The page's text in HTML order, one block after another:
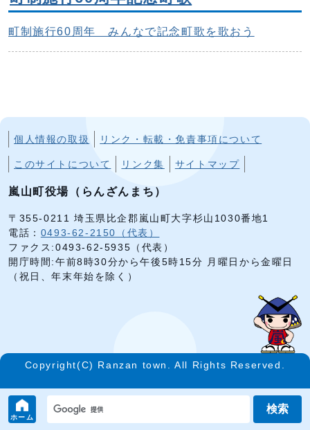
ホーム
検索
町制施行60周年 みんなで記念町歌を歌おう
個人情報の取扱 リンク・転載・免責事項について
このサイトについて リンク集 サイトマップ
嵐山町役場（らんざんまち）
〒355-0211 埼玉県比企郡嵐山町大字杉山1030番地1
電話： 0493-62-2150（代表）
ファクス:0493-62-5935（代表）
開庁時間:午前8時30分から午後5時15分 月曜日から金曜日
（祝日、年末年始を除く）
Copyright(C) Ranzan town. All Rights Reserved.